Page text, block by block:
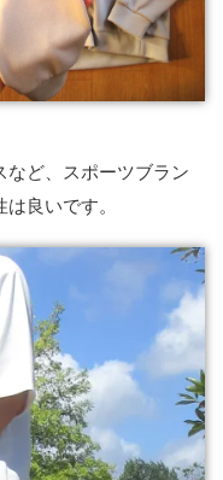
など、スポーツブラン
良いです。